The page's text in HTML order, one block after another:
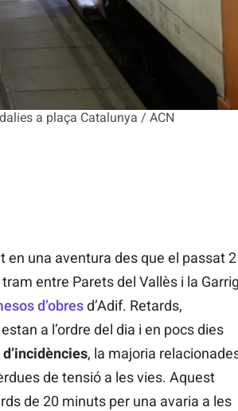
a plaça Catalunya / ACN
en una aventura des que el passat
entre Parets del Vallès i la
d’obresd’Adif. Retards,
a l’ordre del dia i en pocs dies
, la majoria
de tensió a les vies. Aquest
de 20 minuts per una avaria a les